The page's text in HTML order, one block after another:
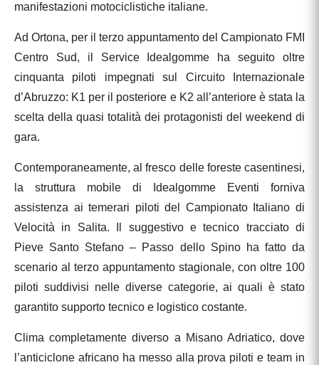
manifestazioni motociclistiche italiane.
Ad Ortona, per il terzo appuntamento del Campionato FMI
Centro Sud, il Service Idealgomme ha seguito oltre
cinquanta piloti impegnati sul Circuito Internazionale
d’Abruzzo: K1 per il posteriore e K2 all’anteriore è stata la
scelta della quasi totalità dei protagonisti del weekend di
gara.
Contemporaneamente, al fresco delle foreste casentinesi,
la struttura mobile di Idealgomme Eventi forniva
assistenza ai temerari piloti del Campionato Italiano di
Velocità in Salita. Il suggestivo e tecnico tracciato di
Pieve Santo Stefano – Passo dello Spino ha fatto da
scenario al terzo appuntamento stagionale, con oltre 100
piloti suddivisi nelle diverse categorie, ai quali è stato
garantito supporto tecnico e logistico costante.
Clima completamente diverso a Misano Adriatico, dove
l’anticiclone africano ha messo alla prova piloti e team in